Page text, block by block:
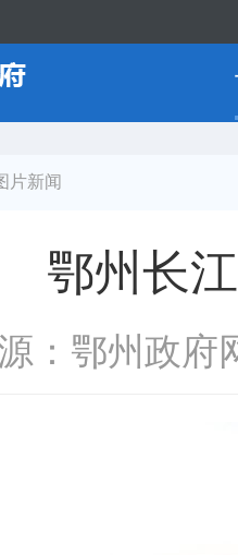
片新闻
鄂州长
：鄂州政府